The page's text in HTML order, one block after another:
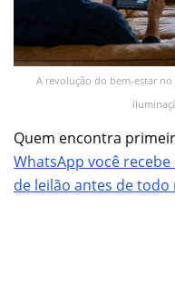
A revolução do bem-estar
Quem encontra
WhatsApp você
de leilão antes de todo